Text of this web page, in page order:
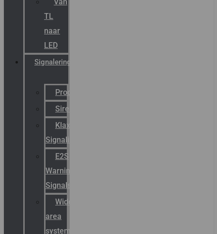
TL
naar
LED
Signalering
Productcatalogus
Sirena
Klaxon
Signaling
E2S
Warning
Signals
Wide
area
systemen